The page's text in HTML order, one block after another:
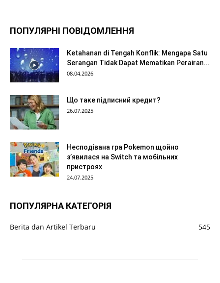
ПОПУЛЯРНІ ПОВІДОМЛЕННЯ
Ketahanan di Tengah Konflik: Mengapa Satu
Serangan Tidak Dapat Mematikan Perairan...
08.04.2026
Що таке підписний кредит?
26.07.2025
Несподівана гра Pokemon щойно
з’явилася на Switch та мобільних
пристроях
24.07.2025
ПОПУЛЯРНА КАТЕГОРІЯ
Berita dan Artikel Terbaru 545